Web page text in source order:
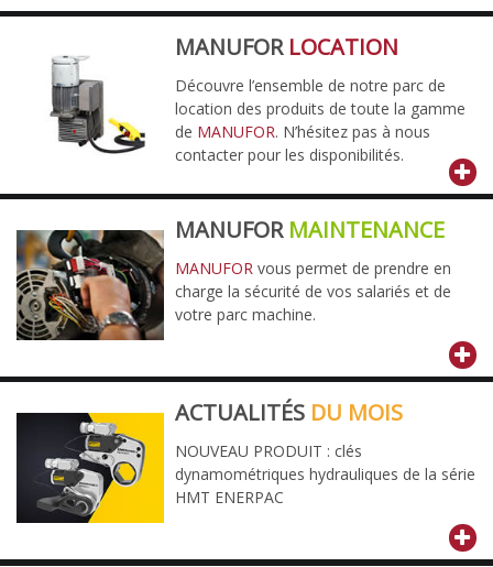
MANUFOR LOCATION
Découvre l’ensemble de notre parc de
location des produits de toute la gamme
de MANUFOR. N’hésitez pas à nous
contacter pour les disponibilités.
MANUFOR MAINTENANCE
MANUFORvous permet de prendre en
charge la sécurité de vos salariés et de
votre parc machine.
ACTUALITÉS DU MOIS
NOUVEAU PRODUIT : clés
dynamométriques hydrauliques de la série
HMT ENERPAC